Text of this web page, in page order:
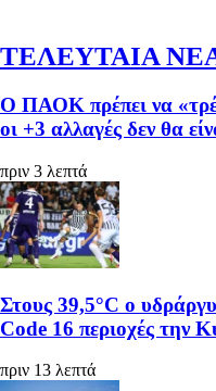
ΤΕΛΕΥΤΑΙΑ
Ο ΠΑΟΚ πρέπει να
οι +3 αλλαγές δεν θα
πριν 3 λεπτά
Στους 39,5°C ο
Code 16 περιοχές την
πριν 13 λεπτά